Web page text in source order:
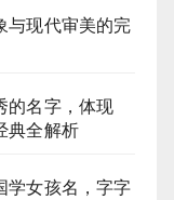
与现代审美的完
的名字，体现
典全解析
学女孩名，字字